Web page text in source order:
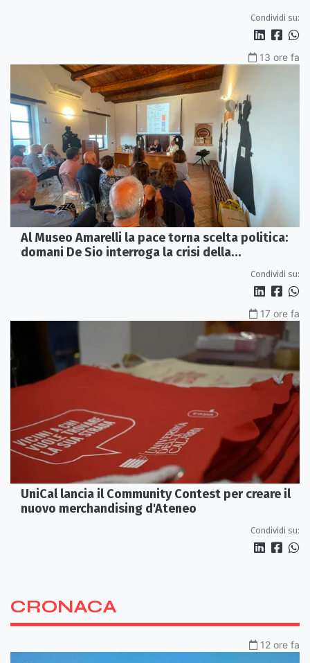
Condividi su:
13 ore fa
Al Museo Amarelli la pace torna scelta politica:
domani De Sio interroga la crisi della
Condividi su:
17 ore fa
UniCal lancia il Community Contest per creare il
nuovo merchandising d'Ateneo
Condividi su:
CRONACA
12 ore fa